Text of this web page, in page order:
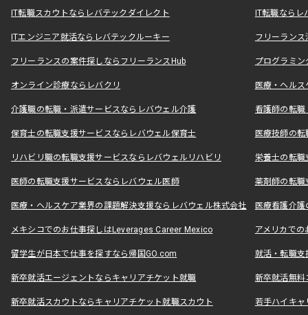
IT転職スカウトならレバテックダイレクト IT転職なら
ITエンジニア就活ならレバテックルーキー フリーラン
フリーランスの案件探しならフリーランスHub プログラミ
オンライン診療ならレバクリ 医療・ヘル
介護職の転職・派遣サービスならレバウェル介護 看護師の転
保育士の転職支援サービスならレバウェル保育士 医療技師の
リハビリ職の転職支援サービスならレバウェルリハビリ 栄養士の転
医師の転職支援サービスならレバウェル医師 薬剤師の転
医療・ヘルスケア業界の課題解決支援ならレバウェル株式会社 医療看護介
メキシコでのお仕事探しはLeverages Career Mexico アメリカで
留学生が日本で仕事を探すなら帰国GO.com 就活・転職
新卒就活エージェントならキャリアチケット就職 新卒就活無料
新卒就活スカウトならキャリアチケット就職スカウト 若手ハイキ